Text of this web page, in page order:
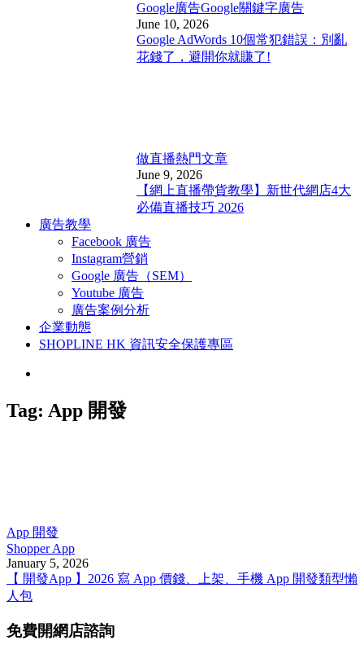
Google廣告Google關鍵字廣告
June 10, 2026
Google AdWords 10個常犯錯誤：別亂
花錢了，避開你就賺了!
做直播熱門文章
June 9, 2026
【網上直播帶貨教學】新世代網店4大
必備直播技巧 2026
廣告教學
Facebook 廣告
Instagram營銷
Google 廣告（SEM）
Youtube 廣告
廣告案例分析
企業動態
SHOPLINE HK 資訊安全保護專區
Tag: App 開發
App 開發
Shopper App
January 5, 2026
【 開發App 】2026 寫 App 價錢、上架、手機 App 開發類型懶
人包
免費開網店諮詢